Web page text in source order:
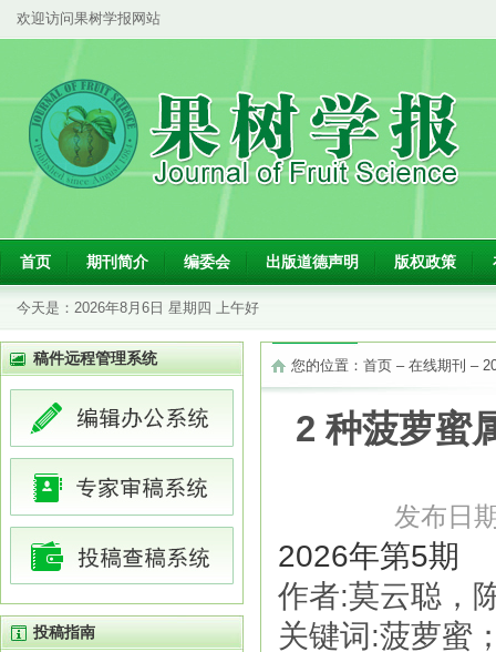
欢迎访问果树学报网站
首页 期刊简介 编委会 出版道德声明 版权政策
今天是： 2026年8月6日 星期四 上午好
稿件远程管理系统
投稿指南
您的位置： 首页 – 在线期刊 –
2 种菠萝蜜
发布日
2026年第5期
作者:莫云聪，
关键词:菠萝蜜